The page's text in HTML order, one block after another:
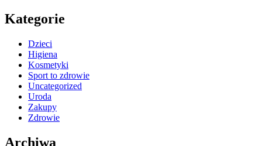
Kategorie
Dzieci
Higiena
Kosmetyki
Sport to zdrowie
Uncategorized
Uroda
Zakupy
Zdrowie
Archiwa